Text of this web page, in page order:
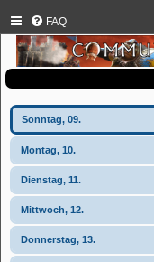
FAQ
Sonntag, 09.
Montag, 10.
Dienstag, 11.
Mittwoch, 12.
Donnerstag, 13.